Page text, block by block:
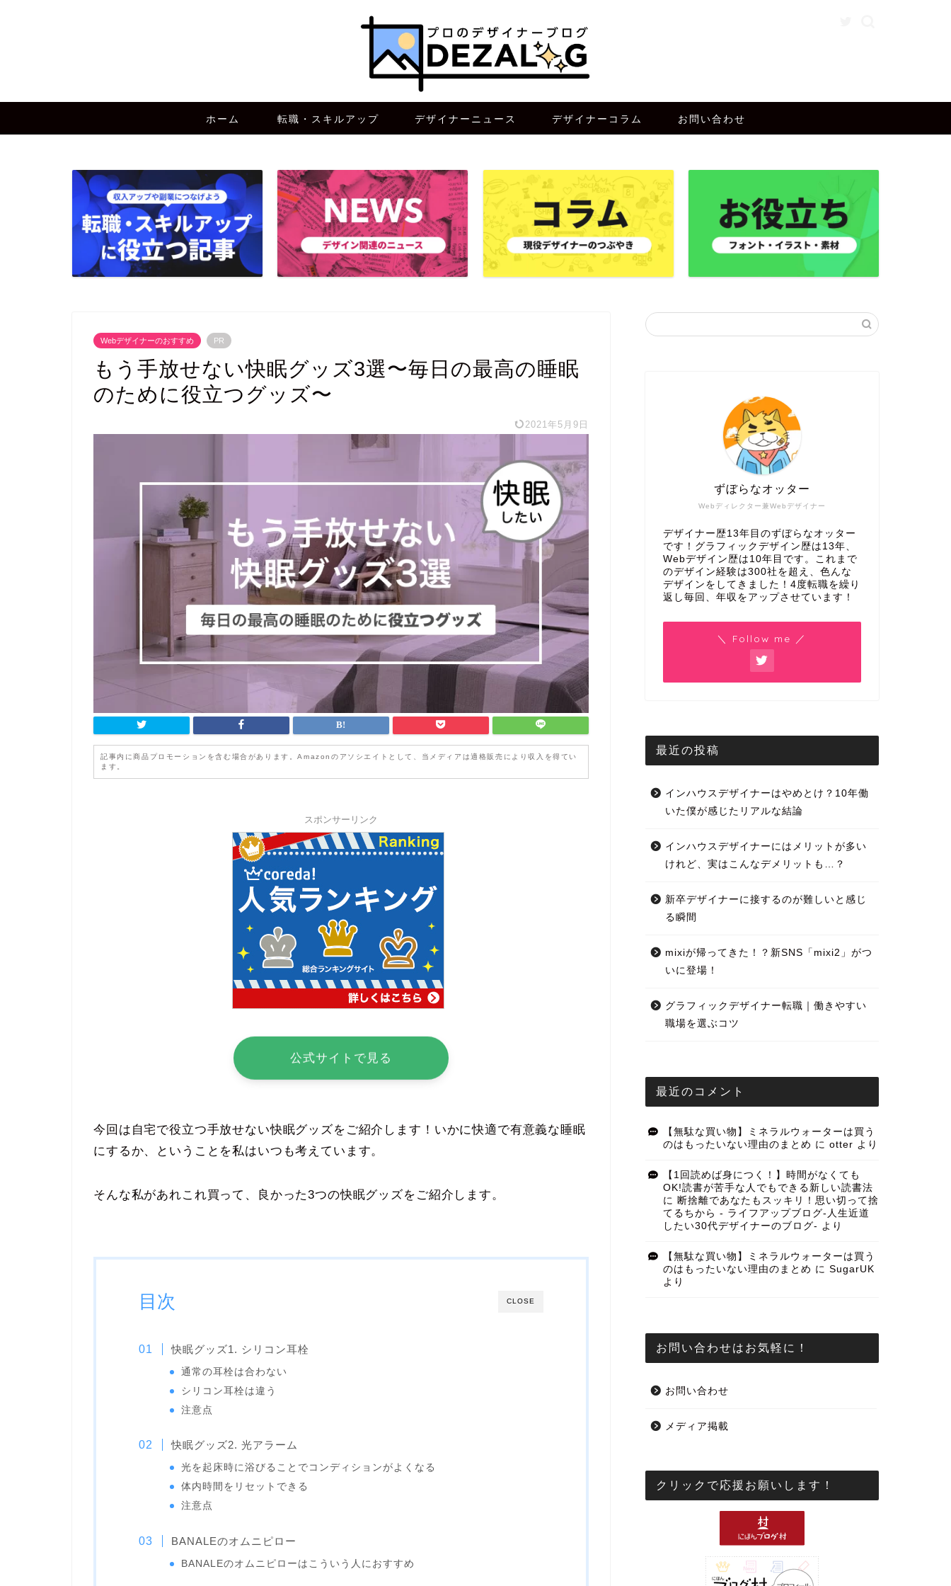
ホーム 転職・スキルアップ デザイナーニュース デザイナーコラム お問い合わせ
Webデザイナーのおすすめ PR
もう手放せない快眠グッズ3選〜毎日の最高の睡眠
のために役立つグッズ〜
2021年5月9日
記事内に商品プロモーションを含む場合があります。Amazonのアソシエイトとして、当メディアは適格販売により収入を得てい
ます。
スポンサーリンク
公式サイトで見る
今回は自宅で役立つ手放せない快眠グッズをご紹介します！いかに快適で有意義な睡眠
にするか、ということを私はいつも考えています。
そんな私があれこれ買って、良かった3つの快眠グッズをご紹介します。
CLOSE
目次
快眠グッズ1. シリコン耳栓
通常の耳栓は合わない
シリコン耳栓は違う
注意点
快眠グッズ2. 光アラーム
光を起床時に浴びることでコンディションがよくなる
体内時間をリセットできる
注意点
BANALEのオムニピロー
BANALEのオムニピローはこういう人におすすめ
Webディレクター兼Webデザイナー
ずぼらなオッター
デザイナー歴13年目のずぼらなオッター
です！グラフィックデザイン歴は13年、
Webデザイン歴は10年目です。これまで
のデザイン経験は300社を超え、色んな
デザインをしてきました！4度転職を繰り
返し毎回、年収をアップさせています！
＼ Follow me ／
最近の投稿
インハウスデザイナーはやめとけ？10年働
いた僕が感じたリアルな結論
インハウスデザイナーにはメリットが多い
けれど、実はこんなデメリットも…？
新卒デザイナーに接するのが難しいと感じ
る瞬間
mixiが帰ってきた！？新SNS「mixi2」がつ
いに登場！
グラフィックデザイナー転職｜働きやすい
職場を選ぶコツ
最近のコメント
【無駄な買い物】ミネラルウォーターは買う
のはもったいない理由のまとめ に otter より
【1回読めば身につく！】時間がなくても
OK!読書が苦手な人でもできる新しい読書法
に 断捨離であなたもスッキリ！思い切って捨
てるちから - ライフアップブログ-人生近道
したい30代デザイナーのブログ- より
【無駄な買い物】ミネラルウォーターは買う
のはもったいない理由のまとめ に SugarUK
より
お問い合わせはお気軽に！
お問い合わせ
メディア掲載
クリックで応援お願いします！